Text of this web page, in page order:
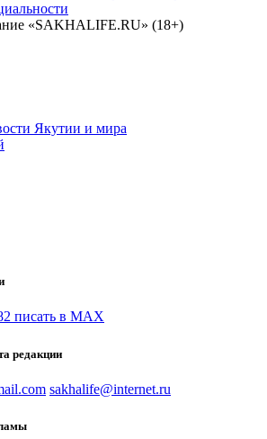
«SAKHALIFE.RU» (18+)
Якутии и мира
писать в MAX
редакции
sakhalife@internet.ru